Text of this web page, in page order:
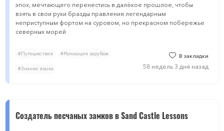
эпох, мечтающего перенестись в далёкое прошлое, чтобы
взять в свои руки бразды правления легендарным
неприступным фортом на суровом, но прекрасном побережье
северных морей
#Путешествия #Релокация зарубеж
#Знание языка
В закладки
58 недель 3 дня назад
Создатель песчаных замков в Sand Castle Lessons